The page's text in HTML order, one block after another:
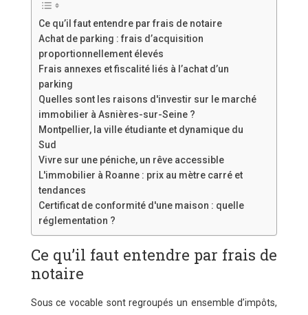
Ce qu’il faut entendre par frais de notaire
Achat de parking : frais d’acquisition
proportionnellement élevés
Frais annexes et fiscalité liés à l’achat d’un
parking
Quelles sont les raisons d'investir sur le marché
immobilier à Asnières-sur-Seine ?
Montpellier, la ville étudiante et dynamique du
Sud
Vivre sur une péniche, un rêve accessible
L'immobilier à Roanne : prix au mètre carré et
tendances
Certificat de conformité d'une maison : quelle
réglementation ?
Ce qu’il faut entendre par frais de
notaire
Sous ce vocable sont regroupés un ensemble d’impôts,